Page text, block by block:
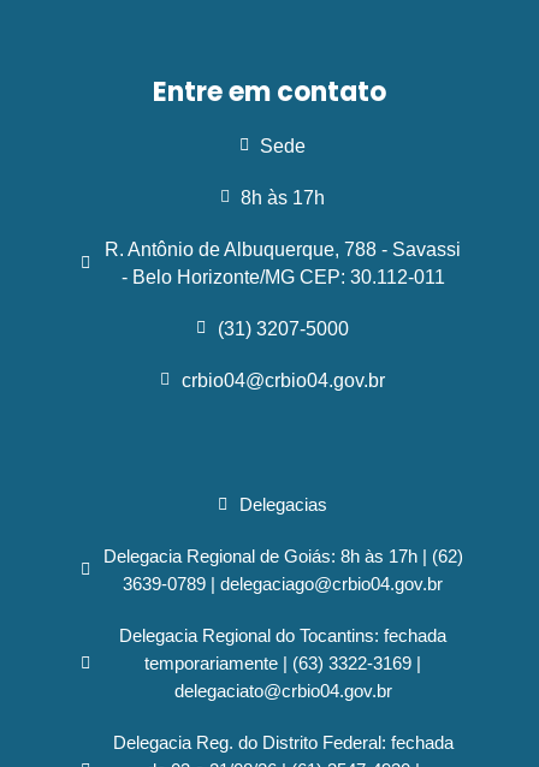
Entre em contato
Sede
8h às 17h
R. Antônio de Albuquerque, 788 - Savassi
- Belo Horizonte/MG CEP: 30.112-011
(31) 3207-5000
crbio04@crbio04.gov.br
Delegacias
Delegacia Regional de Goiás: 8h às 17h | (62)
3639-0789 | delegaciago@crbio04.gov.br
Delegacia Regional do Tocantins: fechada
temporariamente | (63) 3322-3169 |
delegaciato@crbio04.gov.br
Delegacia Reg. do Distrito Federal: fechada